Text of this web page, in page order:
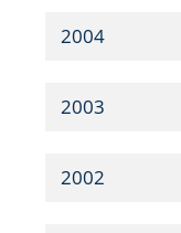
2004
2003
2002